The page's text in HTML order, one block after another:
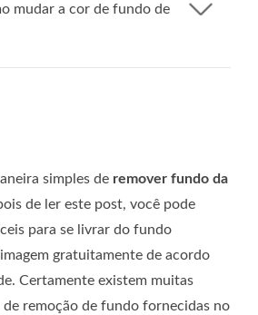
mudar a cor de fundo de
simples de remover fundo da
de ler este post, você pode
para se livrar do fundo
gratuitamente de acordo
Certamente existem muitas
remoção de fundo fornecidas no